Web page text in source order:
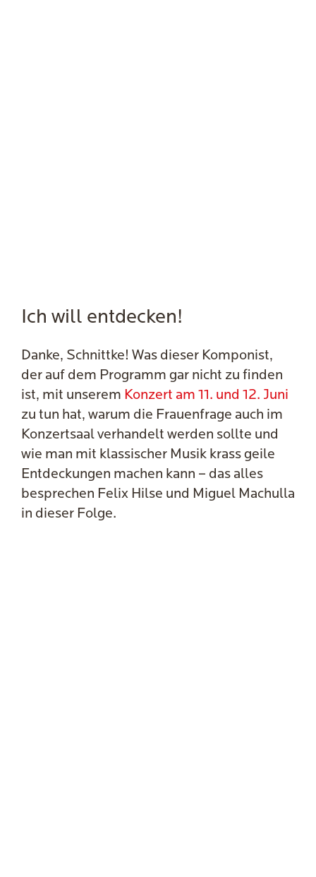
Ich will entdecken!
Danke, Schnittke! Was dieser Komponist,
der auf dem Programm gar nicht zu finden
ist, mit unserem Konzert am 11. und 12. Juni
zu tun hat, warum die Frauenfrage auch im
Konzertsaal verhandelt werden sollte und
wie man mit klassischer Musik krass geile
Entdeckungen machen kann – das alles
besprechen Felix Hilse und Miguel Machulla
in dieser Folge.